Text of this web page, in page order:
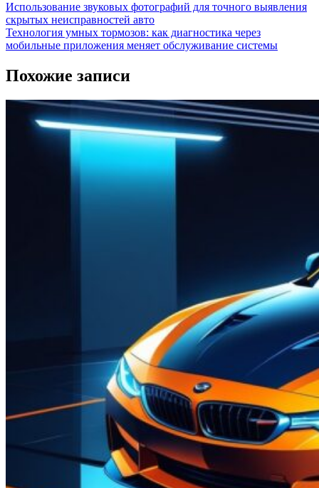
Использование звуковых фотографий для точного выявления
скрытых неисправностей авто
Технология умных тормозов: как диагностика через
мобильные приложения меняет обслуживание системы
Похожие записи